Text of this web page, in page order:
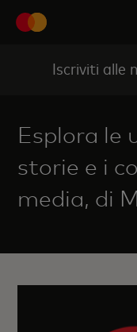
Iscriviti alle
Esplora le
storie e i
media, di